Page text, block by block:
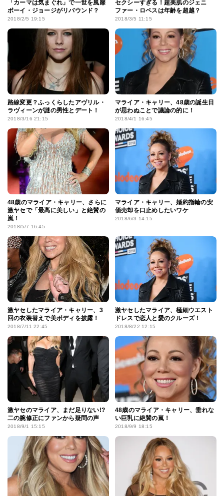
「カーマは気まぐれ」で一世を風靡
ボーイ・ジョージがリバウンド？
2018/2/5 19:15
セクシーすぎる！超美肌のジェニ
ファー・ロペスは年齢を超越？
2018/3/5 11:15
路線変更？ふっくらしたアヴリル・
ラヴィーンが謎の男性とデート！
2018/3/16 21:15
マライア・キャリー、48歳の誕生日
が思わぬことで議論の的に！
2018/4/1 16:45
48歳のマライア・キャリー、さらに
激ヤセで「最高に美しい」と絶賛の
嵐！
2018/5/7 16:45
マライア・キャリー、婚約指輪の安
価売却を口止めしたいワケ
2018/6/3 14:15
激ヤセしたマライア・キャリー、3
回の衣装替えで美ボディを披露！
2018/7/11 22:45
激ヤセしたマライア、極細ウエスト
ドレスで恋人と愛のクルーズ！
2018/8/22 12:15
激ヤセのマライア、まだ足りない!?
二の腕修正にファンから疑問の声
2018/9/1 15:15
48歳のマライア・キャリー、垂れな
い巨乳に絶賛の嵐！
2018/9/9 18:15